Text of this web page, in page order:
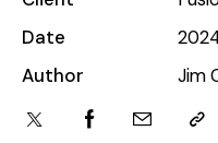
Date
Author
Jim